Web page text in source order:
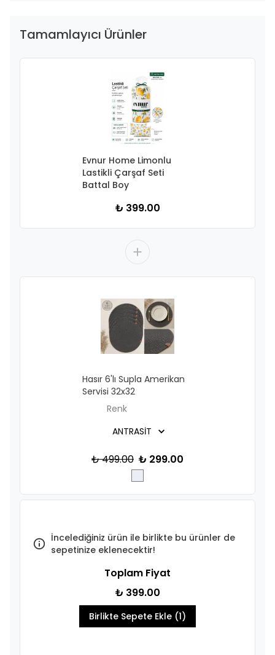
Tamamlayıcı Ürünler
Evnur Home Limonlu
Lastikli Çarşaf Seti
Battal Boy
₺ 399.00
Hasır 6'lı Supla Amerikan
Servisi 32x32
Renk
₺ 499.00 ₺ 299.00
İncelediğiniz ürün ile birlikte bu ürünler de
sepetinize eklenecektir!
Toplam Fiyat
₺ 399.00
Birlikte Sepete Ekle (1)